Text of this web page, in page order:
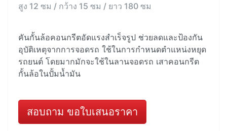
สูง 12 ซม / กว้าง 15 ซม / ยาว 180 ซม
คันกั้นล้อคอนกรีตอัดแรงสำเร็จรูป ช่วยลดและป้องกัน
อุบัติเหตุจากการจอดรถ ใช้ในการกำหนดตำแหน่งหยุด
รถยนต์ โดยมากมักจะใช้ในลานจอดรถ เสาคอนกรีต
กั้นล้อในปั้มน้ำมัน
สอบถาม ขอใบเสนอราคา